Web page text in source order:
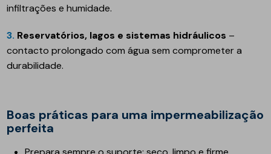
infiltrações e humidade.
3. Reservatórios, lagos e sistemas hidráulicos –
contacto prolongado com água sem comprometer a
durabilidade.
Boas práticas para uma impermeabilização
perfeita